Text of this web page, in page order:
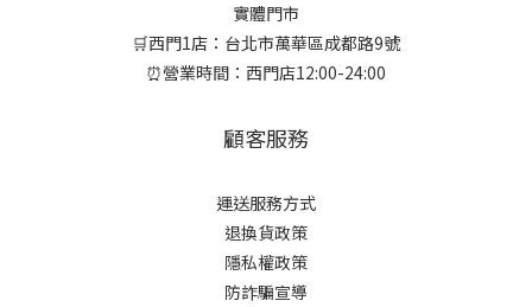
實體門市
🛒西門1店：台北市萬華區成都路9號
⏰營業時間：西門店12:00-24:00
顧客服務
運送服務方式
退換貨政策
隱私權政策
防詐騙宣導